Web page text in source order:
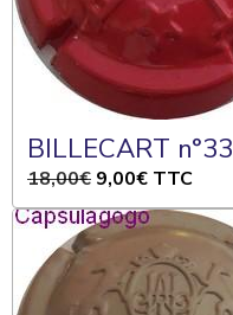
BILLECART n°33
18,00€ 9,00€ TTC